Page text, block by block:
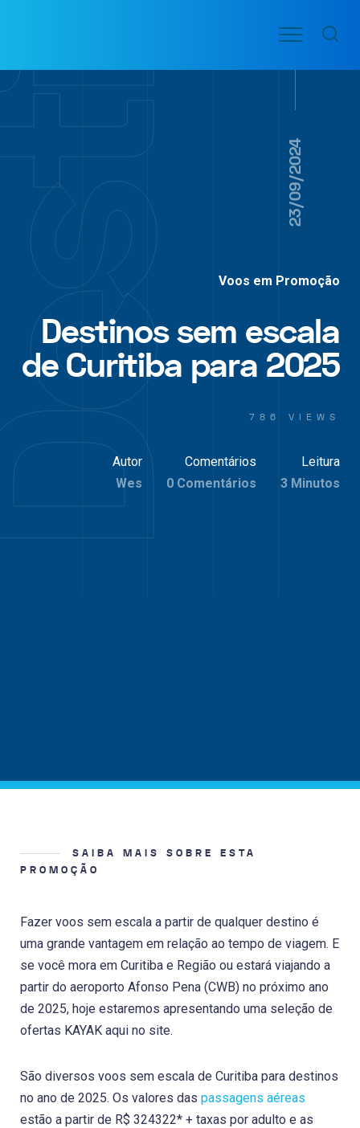
conteúdo
VOO
AÉREAS
Menu
23/09/2024
Voos em Promoção
Destinos sem escala
de Curitiba para 2025
786 VIEWS
Autor
Wes
Comentários
0 Comentários
Leitura
3 Minutos
SAIBA MAIS SOBRE ESTA
PROMOÇÃO
Fazer voos sem escala a partir de qualquer destino é
uma grande vantagem em relação ao tempo de viagem. E
se você mora em Curitiba e Região ou estará viajando a
partir do aeroporto Afonso Pena (CWB) no próximo ano
de 2025, hoje estaremos apresentando uma seleção de
ofertas KAYAK aqui no site.
São diversos voos sem escala de Curitiba para destinos
no ano de 2025. Os valores das passagens aéreas
estão a partir de R$ 324322* + taxas por adulto e as